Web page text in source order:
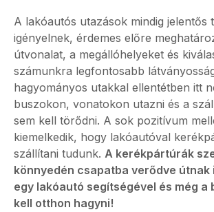
A lakóautós utazások mindig jelentős
igényelnek, érdemes előre
útvonalat, a megállóhelyeket és
számunkra legfontosabb
hagyományos utakkal ellentétben itt
buszokon, vonatokon utazni és a
sem kell törődni. A sok pozitívum
kiemelkedik, hogy lakóautóval
szállítani tudunk. A kerékpártúrák
könnyedén csapatba verődve útnak
egy lakóautó segítségével és még a
kell otthon hagyni!